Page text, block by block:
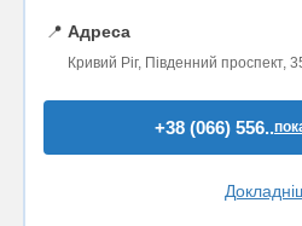
📍 Адреса
Кривий Ріг, Південний проспект,
+38 (066) 556..